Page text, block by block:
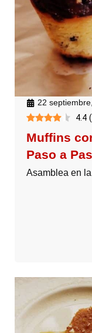
22
4.4 (
Muffins
Paso a
Asamblea en